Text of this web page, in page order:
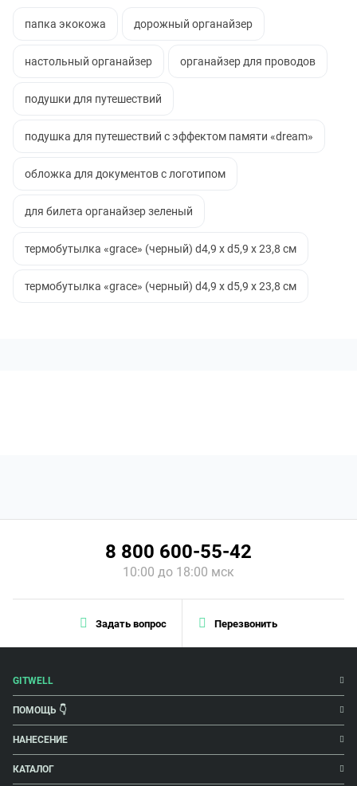
папка экокожа дорожный органайзер
настольный органайзер органайзер для проводов
подушки для путешествий
подушка для путешествий с эффектом памяти «dream»
обложка для документов с логотипом
для билета органайзер зеленый
термобутылка «grace» (черный) d4,9 х d5,9 х 23,8 см
термобутылка «grace» (черный) d4,9 х d5,9 х 23,8 см
Задать вопрос Перезвонить
8 800 600-55-42
10:00 до 18:00 мск
GITWELL
ПОМОЩЬ 👇
НАНЕСЕНИЕ
КАТАЛОГ